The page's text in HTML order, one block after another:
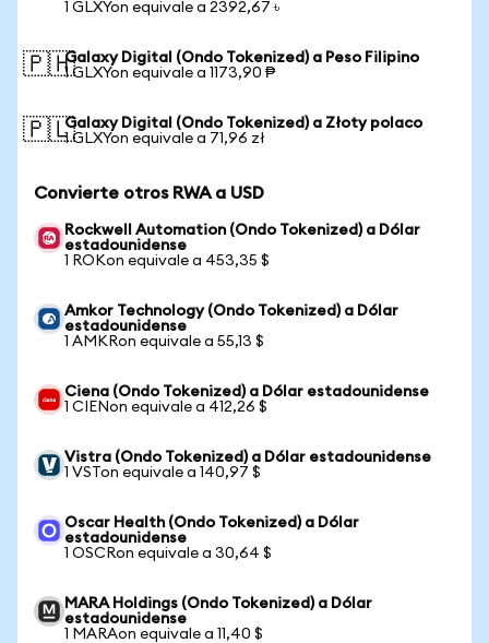
1 GLXYon equivale a 2392,67 ৳
🇵🇭Galaxy Digital (Ondo Tokenized) a Peso Filipino
1 GLXYon equivale a 1173,90 ₱
🇵🇱Galaxy Digital (Ondo Tokenized) a Złoty polaco
1 GLXYon equivale a 71,96 zł
Convierte otros RWA a USD
Rockwell Automation (Ondo Tokenized) a Dólar
estadounidense
1 ROKon equivale a 453,35 $
Amkor Technology (Ondo Tokenized) a Dólar
estadounidense
1 AMKRon equivale a 55,13 $
Ciena (Ondo Tokenized) a Dólar estadounidense
1 CIENon equivale a 412,26 $
Vistra (Ondo Tokenized) a Dólar estadounidense
1 VSTon equivale a 140,97 $
Oscar Health (Ondo Tokenized) a Dólar
estadounidense
1 OSCRon equivale a 30,64 $
MARA Holdings (Ondo Tokenized) a Dólar
estadounidense
1 MARAon equivale a 11,40 $